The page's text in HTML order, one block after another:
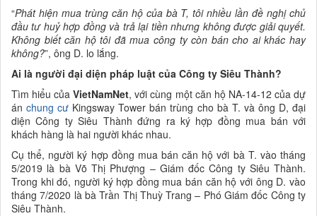
“Phát hiện mua trùng căn hộ của bà T, tôi nhiều lần đề nghị chủ
đầu tư huỷ hợp đồng và trả lại tiền nhưng không được giải quyết.
Không biết căn hộ tôi đã mua công ty còn bán cho ai khác hay
không?”, ông D. lo lắng.
Ai là người đại diện pháp luật của Công ty Siêu Thành?
Tìm hiểu của VietNamNet, với cùng một căn hộ NA-14-12 của dự
ánchung cư Kingsway Tower bán trùng cho bà T. và ông D, đại
diện Công ty Siêu Thành đứng ra ký hợp đồng mua bán với
khách hàng là hai người khác nhau.
Cụ thể, người ký hợp đồng mua bán căn hộ với bà T. vào tháng
5/2019 là bà Võ Thị Phượng – Giám đốc Công ty Siêu Thành.
Trong khi đó, người ký hợp đồng mua bán căn hộ với ông D. vào
tháng 7/2020 là bà Trần Thị Thuỳ Trang – Phó Giám đốc Công ty
Siêu Thành.